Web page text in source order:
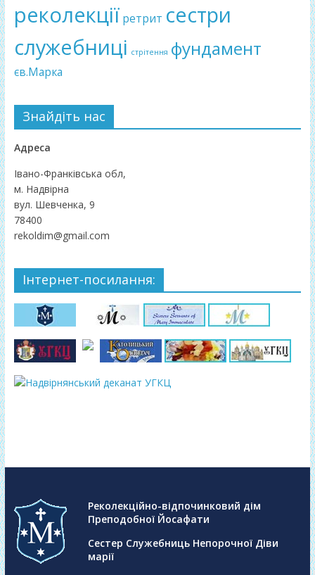
реколекції ретрит сестри
служебниці стрітення фундамент
єв.Марка
Знайдіть нас
Адреса
Івано-Франківська обл,
м. Надвірна
вул. Шевченка, 9
78400
rekoldim@gmail.com
Інтернет-посилання:
Реколекційно-відпочинковий дім
Преподобної Йосафати
Сестер Служебниць Непорочної Діви
марії